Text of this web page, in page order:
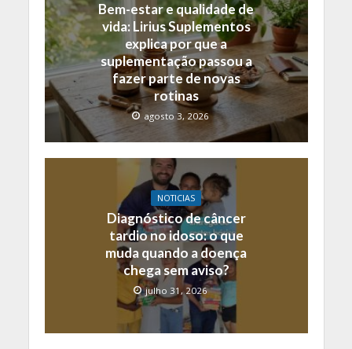
Bem-estar e qualidade de
vida: Lirius Suplementos
explica por que a
suplementação passou a
fazer parte de novas
rotinas
agosto 3, 2026
NOTICIAS
Diagnóstico de câncer
tardio no idoso: o que
muda quando a doença
chega sem aviso?
julho 31, 2026